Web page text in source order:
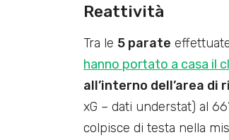
Reattività
Tra le 5 parate
hanno portato a casa il
all’interno dell’area di
xG – dati understat) al
colpisce di testa nella